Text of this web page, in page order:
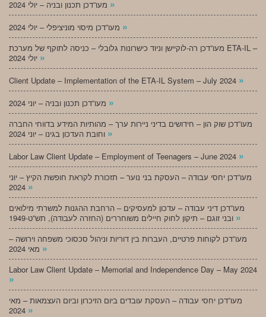
»
»
מעו”דכן רה-לוקיישן וניוד כישרונות גלובלי – כניסה לתוקף של מערכת ETA-IL –
»
Client Update – Implementation of the ETA-IL System – July 2024 »
»
מעו”דכן שוק הון – חידושים בדיני ניירות ערך – מהותיות המידע בדווחי החברה
»
Labor Law Client Update – Employment of Teenagers – June 2024 »
מעו”דכן יחסי עבודה – העסקת בני נוער – תזכורת לקראת חופשת הקיץ – יוני
»
מעו”דכן דיני עבודה – עדכון למעסיקים – הרחבת ההגנות למשרתי מילואים
»
מעו”דכן לקוחות פרטיים, העברות בין דוריות וניהול סכסוכי משפחה וירושה –
»
Labor Law Client Update – Memorial and Independence Day – May 2024
»
מעו”דכן יחסי עבודה – העסקת עובדים ביום הזיכרון וביום העצמאות – מאי
»